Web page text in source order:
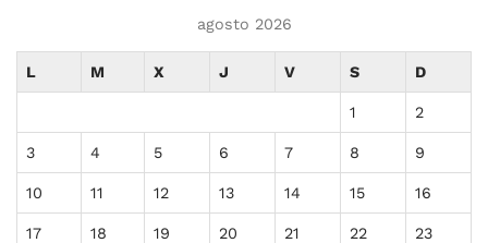
agosto 2026
L M X J V S D
1 2
3 4 5 6 7 8 9
10 11 12 13 14 15 16
17 18 19 20 21 22 23